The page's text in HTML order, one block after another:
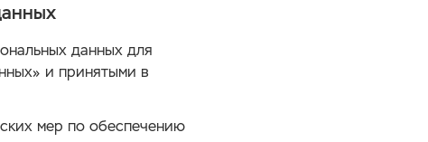
данных для
и принятыми в
мер по обеспечению